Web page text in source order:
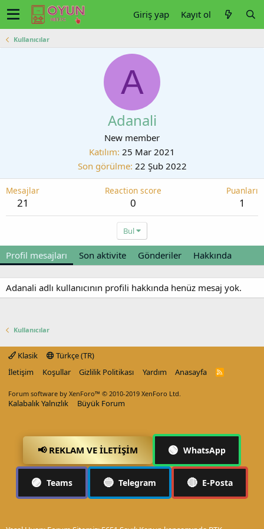
Giriş yap Kayıt ol
Kullanıcılar
A
Adanali
New member
Katılım 25 Mar 2021
Son görülme 22 Şub 2022
Mesajlar
21
Reaction score
0
Puanları
1
Bul
Profil mesajları Son aktivite Gönderiler Hakkında
Adanali adlı kullanıcının profili hakkında henüz mesaj yok.
Kullanıcılar
Klasik
Türkçe (TR)
İletişim
Koşullar Gizlilik Politikası Yardım Anasayfa
R
Forum software by XenForo™ © 2010-2019 XenForo Ltd.
Kalabalık Yalnızlık Büyük Forum
📢 REKLAM VE İLETIŞIM 🟢 WhatsApp
🟣 Teams 🔵 Telegram 🔴 E-Posta